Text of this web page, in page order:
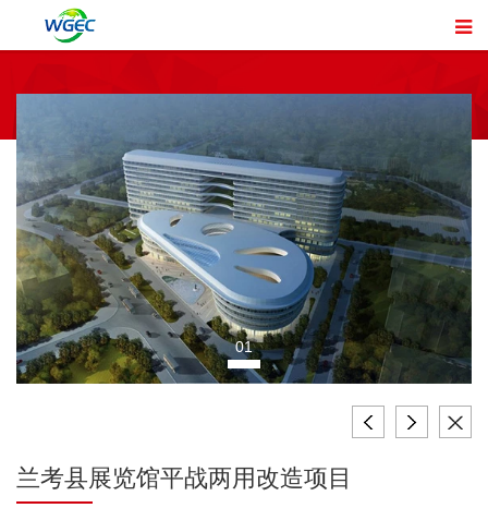
01
兰考县展览馆平战两用改造项目